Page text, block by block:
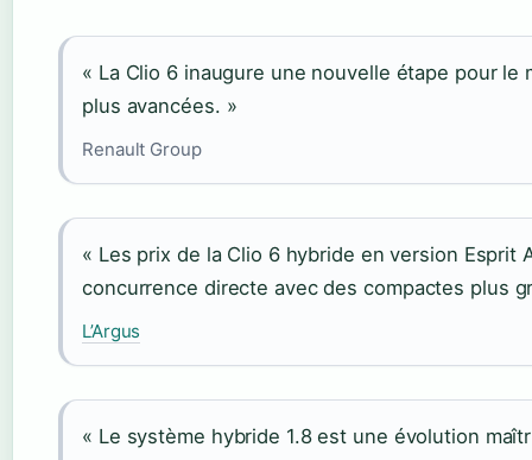
« La Clio 6 inaugure une nouvelle étape pour
plus avancées. »
Renault Group
« Les prix de la Clio 6 hybride en version
concurrence directe avec des compactes plus
L’Argus
« Le système hybride 1.8 est une évolution